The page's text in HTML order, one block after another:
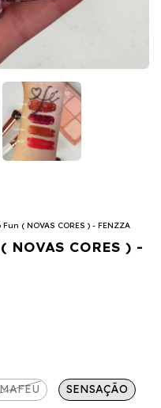
( NOVAS CORES ) - FENZZA
CORES ) -
SENSAÇÃO